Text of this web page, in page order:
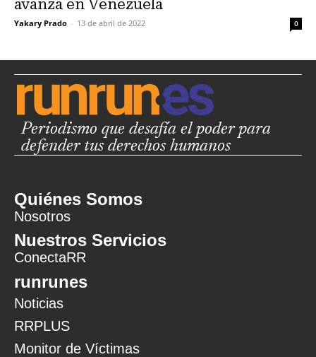
avanza en Venezuela
Yakary Prado - 13 de abril de 2022 0
Periodismo que desafía el poder para
defender tus derechos humanos
Quiénes Somos
Nosotros
Nuestros Servicios
ConectaRR
runrunes
Noticias
RRPLUS
Monitor de Víctimas